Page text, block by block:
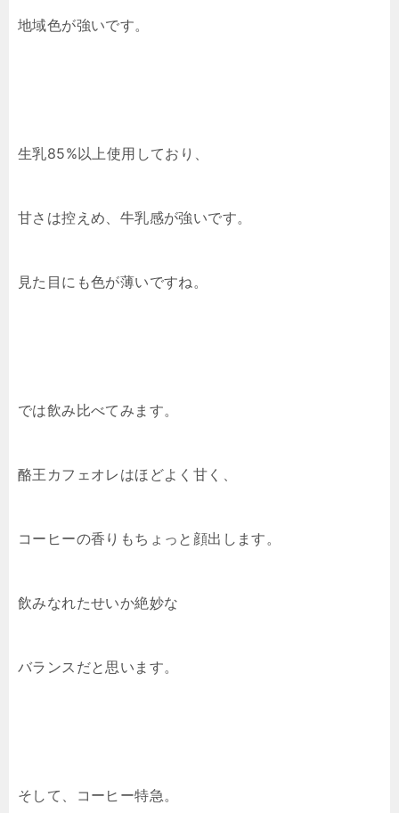
地域色が強いです。
生乳85%以上使用しており、
甘さは控えめ、牛乳感が強いです。
見た目にも色が薄いですね。
では飲み比べてみます。
酪王カフェオレはほどよく甘く、
コーヒーの香りもちょっと顔出します。
飲みなれたせいか絶妙な
バランスだと思います。
そして、コーヒー特急。